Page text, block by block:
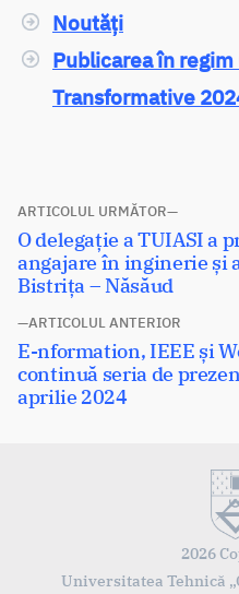
Noutăți
Publicarea în
Transformative
Navigare
în
articole
ARTICOLUL ANTERIOR
Articolul
anterior:
E-nformation, IEEE și
continuă seria de
aprilie 2024
ARTICOLUL URMĂTOR
Articolul
următor:
O delegație a TUIASI a
angajare în inginerie
Bistrița – Năsăud
2026
Universitatea Tehnică